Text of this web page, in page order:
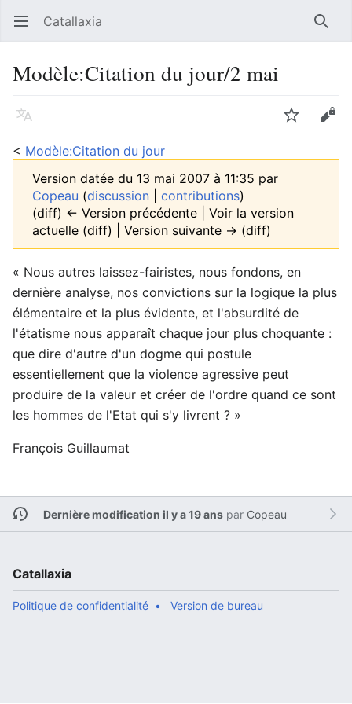
Ouvrir le menu principal Catallaxia
Modèle:Citation du jour/2 mai
Langue Suivre
< Modèle:Citation du jour
Version datée du 13 mai 2007 à 11:35 par
Copeau (discussion contributions)
(diff) ← Version précédente | Voir la version
actuelle (diff) | Version suivante → (diff)
« Nous autres laissez-fairistes, nous fondons, en
dernière analyse, nos convictions sur la logique la plus
élémentaire et la plus évidente, et l'absurdité de
l'étatisme nous apparaît chaque jour plus choquante :
que dire d'autre d'un dogme qui postule
essentiellement que la violence agressive peut
produire de la valeur et créer de l'ordre quand ce sont
les hommes de l'Etat qui s'y livrent ? »
François Guillaumat
Dernière modification il y a 19 anspar Copeau
Catallaxia
Politique de confidentialité Version de bureau